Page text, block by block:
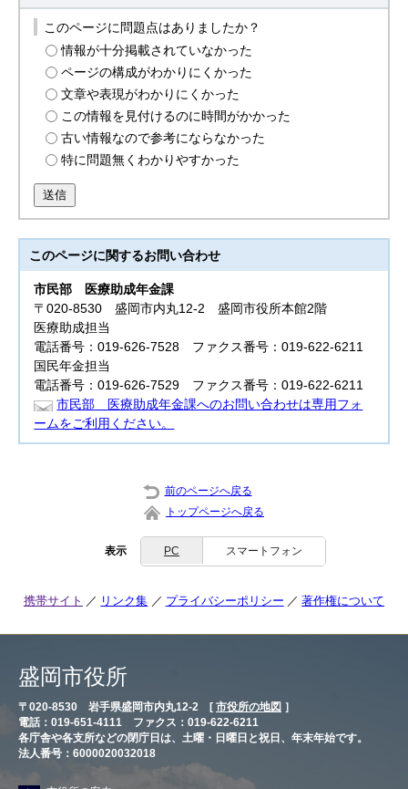
このページに問題点はありましたか？
情報が十分掲載されていなかった
ページの構成がわかりにくかった
文章や表現がわかりにくかった
この情報を見付けるのに時間がかかった
古い情報なので参考にならなかった
特に問題無くわかりやすかった
送信
このページに関するお問い合わせ
市民部
医療助成年金課
〒020-8530 盛岡市内丸12-2 盛岡市役所本館2階
医療助成担当
電話番号：019-626-7528 ファクス番号：019-622-6211
国民年金担当
電話番号：019-626-7529 ファクス番号：019-622-6211
市民部 医療助成年金課へのお問い合わせは専用フォ
ームをご利用ください。
前のページへ戻る
トップページへ戻る
表示 PC スマートフォン
携帯サイト リンク集 プライバシーポリシー 著作権について
盛岡市役所
〒020-8530 岩手県盛岡市内丸12-2 [ 市役所の地図 ］
電話：019-651-4111 ファクス：019-622-6211
各庁舎や各支所などの閉庁日は、土曜・日曜日と祝日、年末年始です。
法人番号：6000020032018